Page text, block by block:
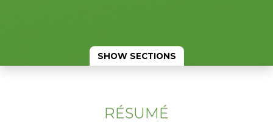
SHOW SECTIONS
RÉSUMÉ